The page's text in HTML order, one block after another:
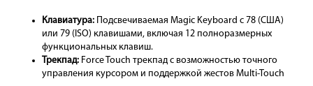
Клавиатура: Подсвечиваемая Magic Keyboard с 78 (США)
или 79 (ISO) клавишами, включая 12 полноразмерных
функциональных клавиш.
Трекпад: Force Touch трекпад с возможностью точного
управления курсором и поддержкой жестов Multi-Touch